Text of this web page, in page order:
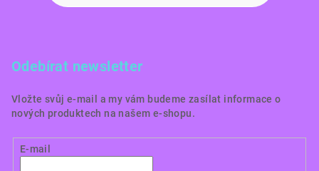
Odebírat newsletter
Vložte svůj e-mail a my vám budeme zasílat informace o
nových produktech na našem e-shopu.
E-mail